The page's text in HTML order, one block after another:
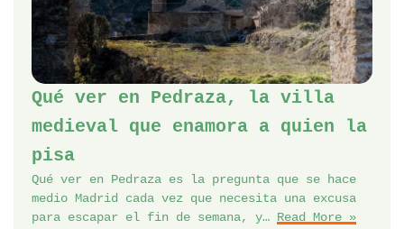
Qué ver en Pedraza, la villa
medieval que enamora a quien la
pisa
Qué ver en Pedraza es la pregunta que se hace
medio Madrid cada vez que necesita una excusa
para escapar el fin de semana, y… Read More »